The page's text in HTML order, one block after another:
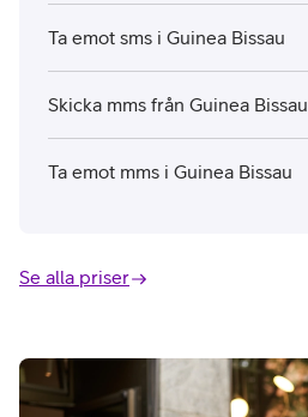
Ta emot sms i Guinea Bissau
Skicka mms från Guinea Bissau
Ta emot mms i Guinea Bissau
Se alla priser